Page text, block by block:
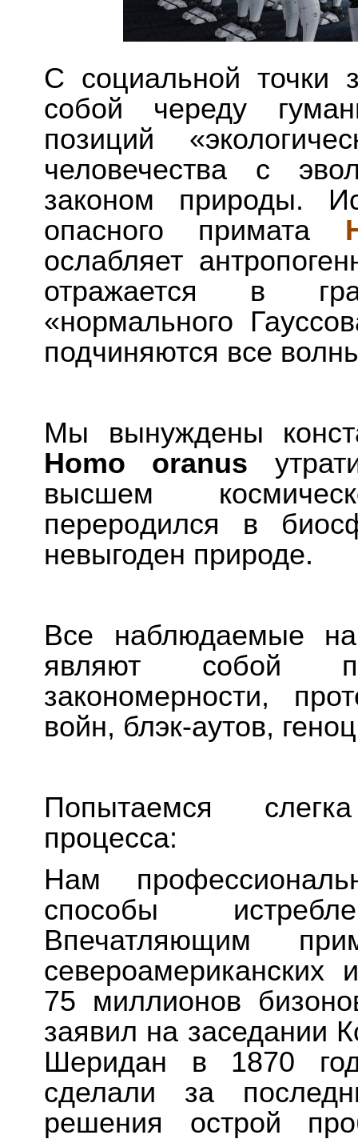
С социальной точки
собой череду
позиций
человечества с
законом природы.
опасного примата
ослабляет
отражается в
«нормального
подчиняются все
Мы вынуждены
Homo oranus
высшем
перерoдился в
невыгоден природе.
Все наблюдаемые
являют собой
закономерности,
войн, блэк-аутов,
Попытаемся
процесса:
Нам
способы
Впечатляющим
североамериканских
75 миллионов
заявил на заседании
Шеридан в 1870
сделали за
решения острой